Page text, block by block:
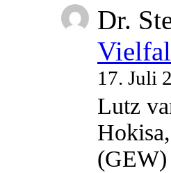
Dr.
17. Juli
Lutz